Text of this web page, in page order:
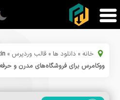
خانه » دانلود ها »قالب وردپرس »
ووکامرس برای فروشگاه‌های مدرن و